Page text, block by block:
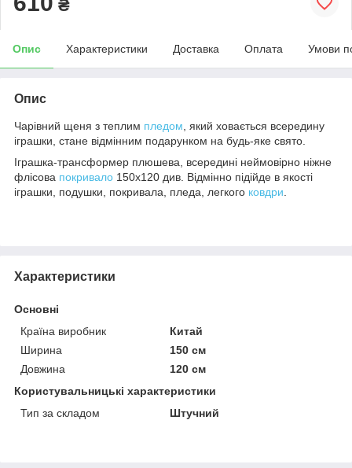
₴
Опис Характеристики Доставка Оплата Умови
Опис
Чарівний щеня з теплим пледом , який ховається всередину
іграшки, стане відмінним подарунком на будь-яке свято.
Іграшка-трансформер плюшева, всередині неймовірно ніжне
флісова покривало 150х120 див. Відмінно підійде в якості
іграшки, подушки, покривала, пледа, легкого ковдри
Характеристики
Основні
Країна виробник
Китай
Ширина
150 см
Довжина
120 см
Користувальницькі характеристики
Тип за складом
Штучний